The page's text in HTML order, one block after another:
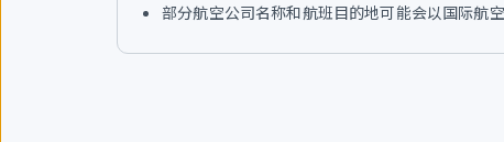
部分航空公司名称和航班目的地可能会以国际航